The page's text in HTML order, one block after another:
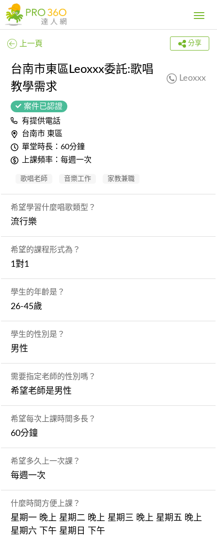
Toggle
上一頁 分享
台南市東區Leoxxx委託:歌唱
教學需求
Leoxxx
案件已認證
有提供電話
台南市 東區
單堂時長：60分鐘
上課頻率：每週一次
歌唱老師 音樂工作 家教兼職
希望學習什麼唱歌類型？
流行樂
希望的課程形式為？
1對1
學生的年齡是？
26-45歲
學生的性別是？
男性
需要指定老師的性別嗎？
希望老師是男性
希望每次上課時間多長？
60分鐘
希望多久上一次課？
每週一次
什麼時間方便上課？
星期一 晚上 星期二 晚上 星期三 晚上 星期五 晚上
星期六 下午 星期日 下午